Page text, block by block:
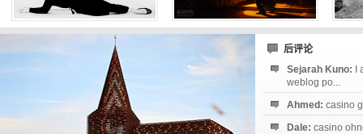
后评论
Sejarah Kuno:
weblog po...
Ahmed: casino
Dale: casino